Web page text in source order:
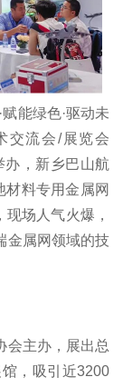
能绿色·驱动未
交流会/展览会
办，新乡巴山航
料专用金属网
场人气火爆，
金属网领域的技
主办，展出总
，吸引近3200